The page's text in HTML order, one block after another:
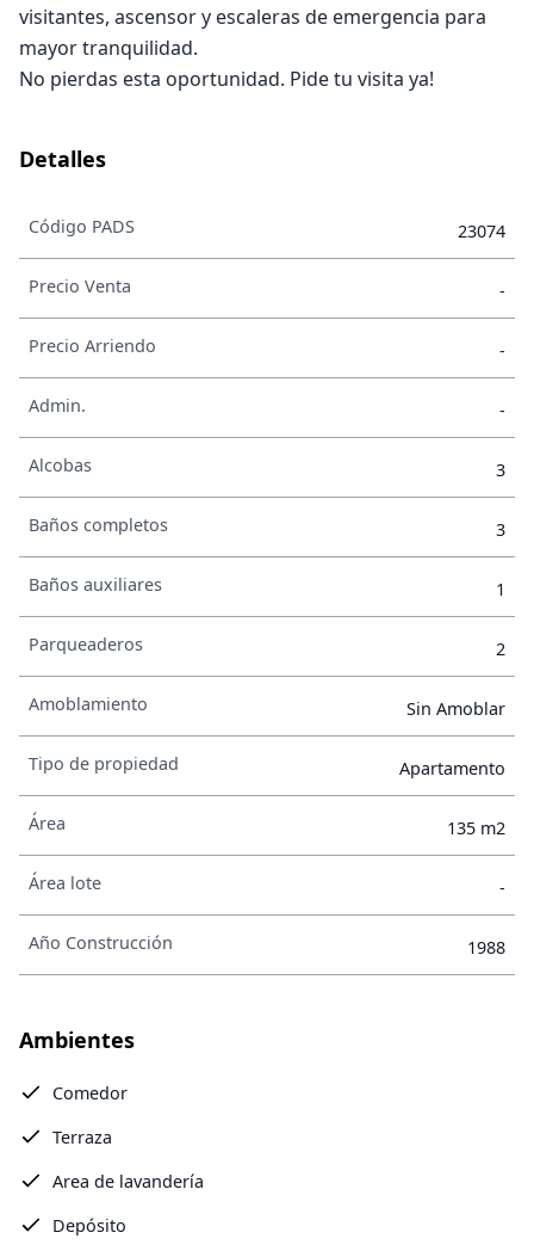
visitantes, ascensor y escaleras de emergencia para
mayor tranquilidad.
No pierdas esta oportunidad. Pide tu visita ya!
Detalles
Código PADS 23074
Precio Venta -
Precio Arriendo -
Admin. -
Alcobas 3
Baños completos 3
Baños auxiliares 1
Parqueaderos 2
Amoblamiento Sin Amoblar
Tipo de propiedad Apartamento
Área 135 m2
Área lote -
Año Construcción 1988
Ambientes
Comedor
Terraza
Area de lavandería
Depósito